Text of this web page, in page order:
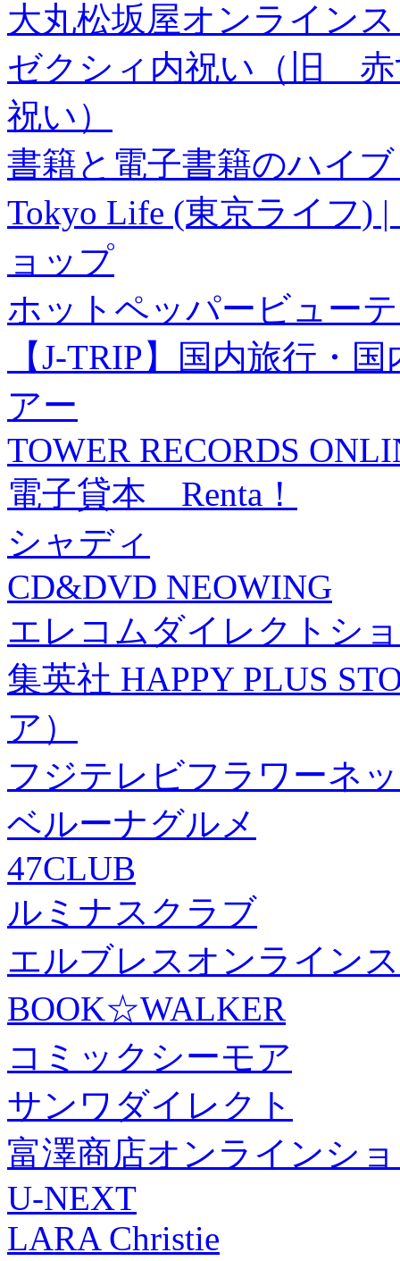
大丸松坂屋オンライン
ゼクシィ内祝い（旧 赤
祝い）
書籍と電子書籍のハイ
Tokyo Life (東京ライフ)
ョップ
ホットペッパービュー
【J-TRIP】国内旅行・
アー
TOWER RECORDS
電子貸本 Renta！
シャディ
CD&DVD NEOWING
エレコムダイレクトシ
集英社 HAPPY PLUS
ア）
フジテレビフラワーネ
ベルーナグルメ
47CLUB
ルミナスクラブ
エルブレスオンライン
BOOK☆WALKER
コミックシーモア
サンワダイレクト
富澤商店オンラインシ
U-NEXT
LARA Christie